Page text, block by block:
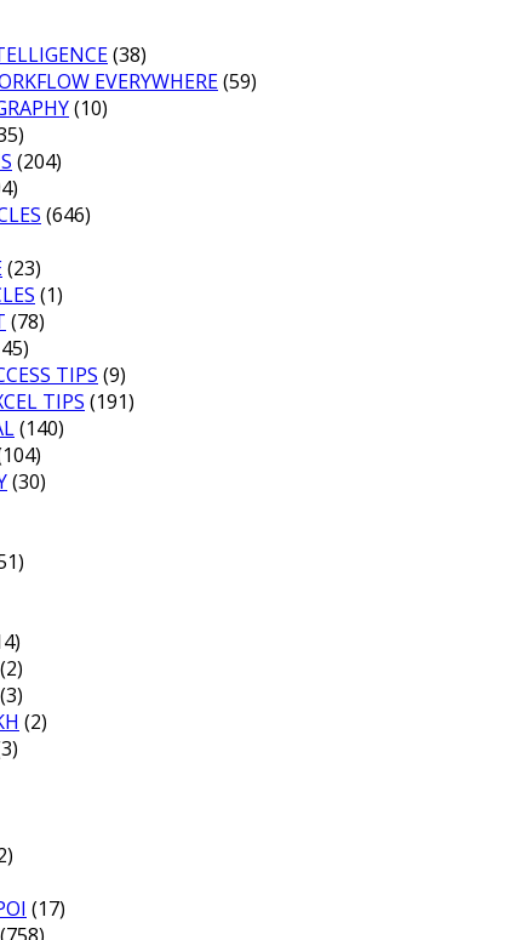
(38)
EVERYWHERE(59)
(10)
(204)
(646)
(23)
(1)
(78)
TIPS (9)
TIPS (191)
(140)
(30)
(2)
(3)
(2)
(17)